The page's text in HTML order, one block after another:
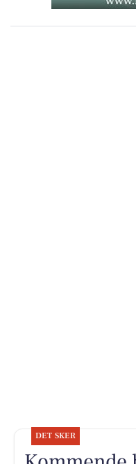
DET SKER